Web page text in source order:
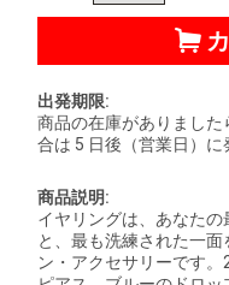
出発期限:
商品の在庫がありまし
合は 5 日後（営業日）に
商品説明:
イヤリングは、あなた
と、最も洗練された一
ン・アクセサリーです